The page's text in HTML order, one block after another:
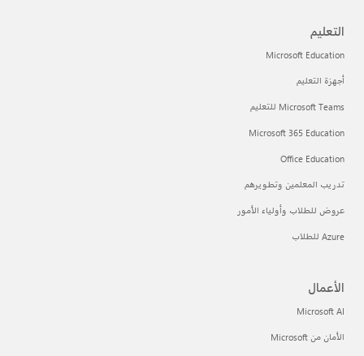
التعليم
Microsoft Education
أجهزة التعليم
Microsoft Teams للتعليم
Microsoft 365 Education
Office Education
تدريب المعلمين وتطويرهم
عروض للطلاب وأولياء الأمور
Azure للطلاب
الأعمال
Microsoft AI
الأمان من Microsoft